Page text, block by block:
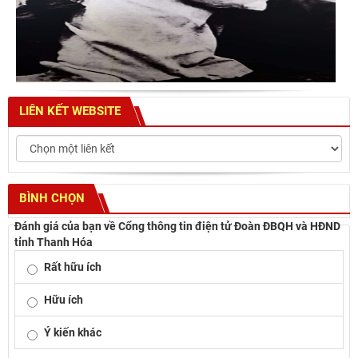
LIÊN KẾT WEBSITE
BÌNH CHỌN
Đánh giá của bạn về Cổng thông tin điện tử Đoàn ĐBQH và HĐND
tỉnh Thanh Hóa
Rất hữu ích
Hữu ích
Ý kiến khác